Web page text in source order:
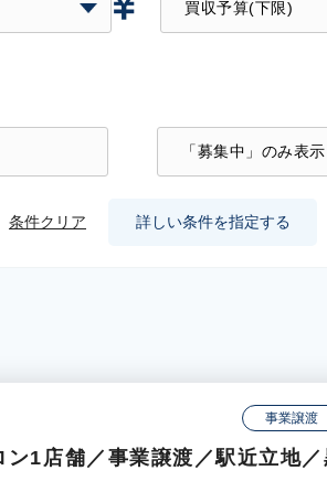
条件クリア 詳しい条件を指定する
事業譲渡
1店舗／事業譲渡／駅近立地／